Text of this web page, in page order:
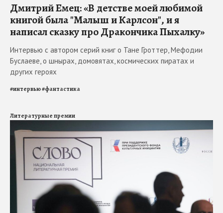
Дмитрий Емец: «В детстве моей любимой
книгой была "Малыш и Карлсон", и я
написал сказку про Дракончика Пыхалку»
Интервью с автором серий книг о Тане Гроттер, Мефодии
Буслаеве, о шнырах, домовятах, космических пиратах и
других героях
#интервью#фантастика
Литературные премии